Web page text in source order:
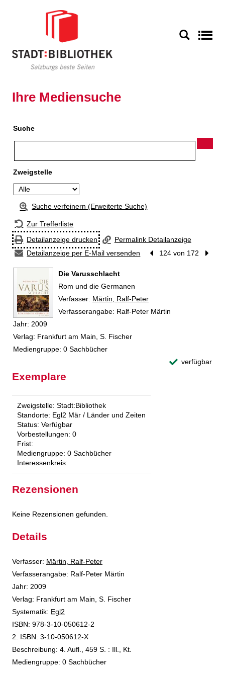
Ihre Mediensuche
Suche
Zweigstelle
Suche verfeinern (Erweiterte Suche)
Zur Trefferliste
Detailanzeige drucken
Permalink Detailanzeige
Detailanzeige per E-Mail versenden
Vorheriger Treffer
124 von 172
Die Varusschlacht
Rom und die Germanen
Verfasser: Suche nach diesem Verfasser
Märtin, Ralf-Peter
Verfasserangabe: Ralf-Peter Märtin
Jahr: 2009
Verlag: Frankfurt am Main, S. Fischer
Mediengruppe: 0 Sachbücher
verfügbar
Exemplare
Zweigstelle: Stadt:Bibliothek
Standorte: Egl2 Mär / Länder und Zeiten
Status: Verfügbar
Vorbestellungen: 0
Frist:
Mediengruppe: 0 Sachbücher
Interessenkreis:
Rezensionen
Keine Rezensionen gefunden.
Details
Verfasser: Suche nach diesem Verfasser
Märtin, Ralf-Peter
Verfasserangabe: Ralf-Peter Märtin
Jahr: 2009
Verlag: Frankfurt am Main, S. Fischer
opens in new tab
Diesen Link in neuem Tab öffnen
Systematik: Suche nach dieser Systematik
Egl2
Suche nach diesem Interessenskreis
ISBN: 978-3-10-050612-2
2. ISBN: 3-10-050612-X
Beschreibung: 4. Aufl., 459 S. : Ill., Kt.
Suche nach dieser Beteiligten Person
Mediengruppe: 0 Sachbücher